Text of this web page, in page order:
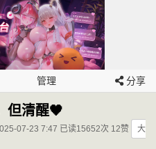
管理 分享
但清醒🖤
07-23 7:47 已读15652次 12赞
大